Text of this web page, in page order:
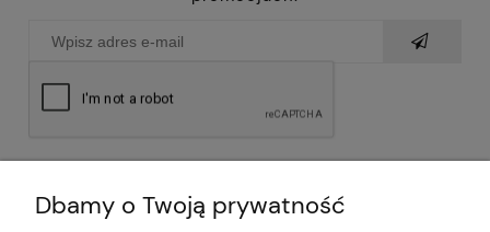
Dbamy o Twoją prywatność